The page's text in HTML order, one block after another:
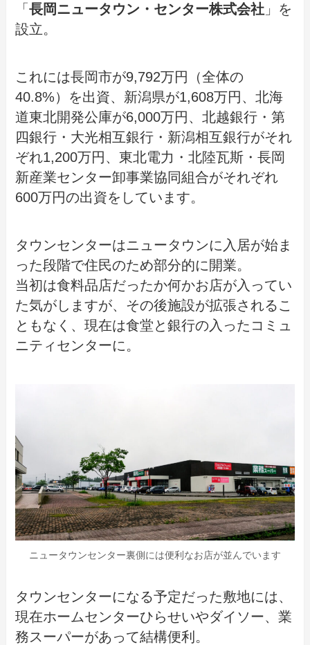
「長岡ニュータウン・センター株式会社 」を
設立。
これには長岡市が9,792万円（全体の
40.8%）を出資、新潟県が1,608万円、北海
道東北開発公庫が6,000万円、北越銀行・第
四銀行・大光相互銀行・新潟相互銀行がそれ
ぞれ1,200万円、東北電力・北陸瓦斯・長岡
新産業センター卸事業協同組合がそれぞれ
600万円の出資をしています。
タウンセンターはニュータウンに入居が始ま
った段階で住民のため部分的に開業。
当初は食料品店だったか何かお店が入ってい
た気がしますが、その後施設が拡張されるこ
ともなく、現在は食堂と銀行の入ったコミュ
ニティセンターに。
ニュータウンセンター裏側には便利なお店が並んでいます
タウンセンターになる予定だった敷地には、
現在ホームセンターひらせいやダイソー、業
務スーパーがあって結構便利。